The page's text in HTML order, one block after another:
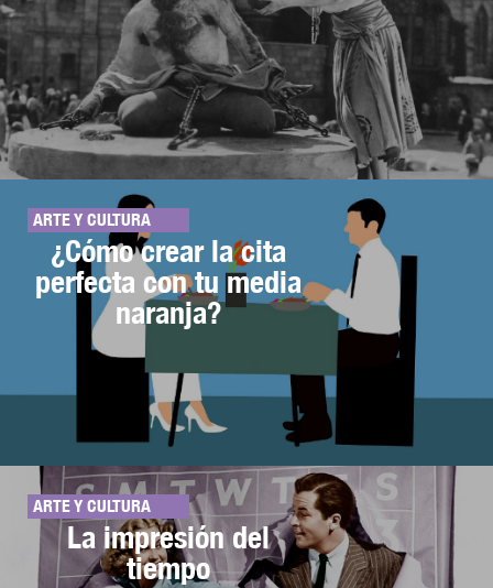
ARTE Y CULTURA
¿Cómo crear la cita
perfecta con tu media
naranja?
ARTE Y CULTURA
La impresión del
tiempo